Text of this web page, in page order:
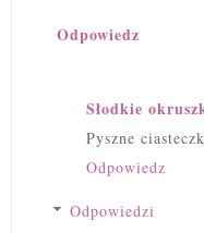
Odpowiedz
Słodkie
Pyszne
Odpowiedz
Odpowiedzi